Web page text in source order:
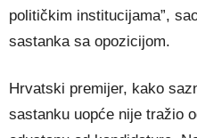
političkim institucijama”,
sastanka sa opozicijom.
Hrvatski premijer, kako
sastanku uopće nije tražio